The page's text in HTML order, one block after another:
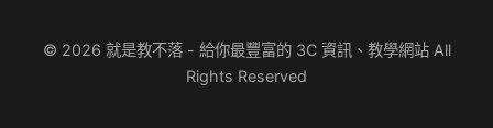
© 2026 就是教不落 - 給你最豐富的 3C 資訊、教學網站 All
Rights Reserved